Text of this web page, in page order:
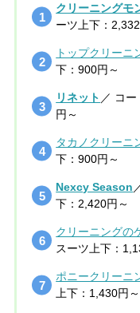
クリーニングモ
ーツ上下：
トップクリーニ
下：900円～
リネット ／ コ
円～
タカノクリーニ
下：900円～
Nexcy Season
下：2,420円～
クリーニングの
スーツ上下：
ポニークリーニ
上下：1,430円～